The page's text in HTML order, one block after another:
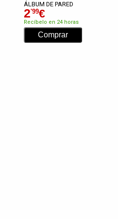
ÁLBUM DE PARED
2'99€
Recíbelo en 24 horas